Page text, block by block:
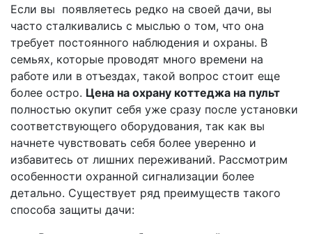
Если вы появляетесь редко на своей дачи, вы
часто сталкивались с мыслью о том, что она
требует постоянного наблюдения и охраны. В
семьях, которые проводят много времени на
работе или в отъездах, такой вопрос стоит еще
более остро. Цена на охрану коттеджа на пульт
полностью окупит себя уже сразу после установки
соответствующего оборудования, так как вы
начнете чувствовать себя более уверенно и
избавитесь от лишних переживаний. Рассмотрим
особенности охранной сигнализации более
детально. Существует ряд преимуществ такого
способа защиты дачи: